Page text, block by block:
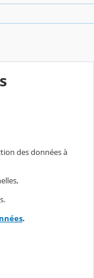
des données à
.